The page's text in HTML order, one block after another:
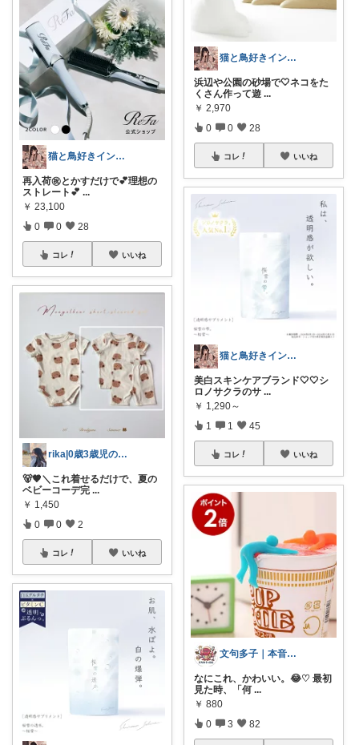
猫と鳥好きインテリア初心者mako
再入荷㊗️とかすだけで💕理想の
ストレート💕 ...
￥ 23,100
0 0 28
コレ いいね
rika|0歳3歳児のママ
🐻🤎＼これ着せるだけで、夏の
ベビーコーデ完 ...
￥ 1,450
0 0 2
コレ いいね
猫と鳥好きインテリア初心者mako
浜辺や公園の砂場で🤍ネコをた
くさん作って遊 ...
￥ 2,970
0 0 28
コレ いいね
猫と鳥好きインテリア初心者mako
美白スキンケアブランド🤍🤍シ
ロノサクラのサ ...
￥ 1,290～
1 1 45
コレ いいね
文句多子｜本音で選ぶ、お得好きママ
なにこれ、かわいい。😂♡ 最初
見た時、「何 ...
￥ 880
0 3 82